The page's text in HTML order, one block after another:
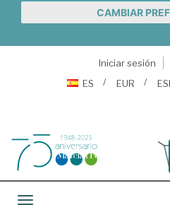
CAMBIAR
Iniciar sesión
ES
EUR
Toggle navigation